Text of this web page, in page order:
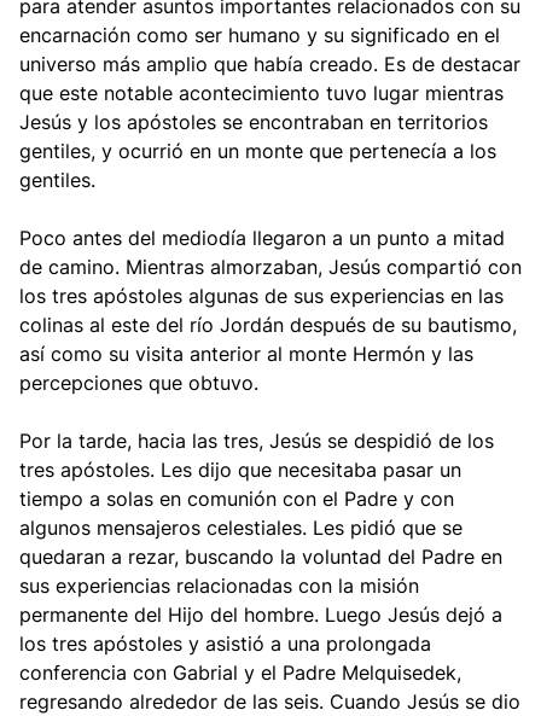
para atender asuntos importantes relacionados con su
encarnación como ser humano y su significado en el
universo más amplio que había creado. Es de destacar
que este notable acontecimiento tuvo lugar mientras
Jesús y los apóstoles se encontraban en territorios
gentiles, y ocurrió en un monte que pertenecía a los
gentiles.
Poco antes del mediodía llegaron a un punto a mitad
de camino. Mientras almorzaban, Jesús compartió con
los tres apóstoles algunas de sus experiencias en las
colinas al este del río Jordán después de su bautismo,
así como su visita anterior al monte Hermón y las
percepciones que obtuvo.
Por la tarde, hacia las tres, Jesús se despidió de los
tres apóstoles. Les dijo que necesitaba pasar un
tiempo a solas en comunión con el Padre y con
algunos mensajeros celestiales. Les pidió que se
quedaran a rezar, buscando la voluntad del Padre en
sus experiencias relacionadas con la misión
permanente del Hijo del hombre. Luego Jesús dejó a
los tres apóstoles y asistió a una prolongada
conferencia con Gabrial y el Padre Melquisedek,
regresando alrededor de las seis. Cuando Jesús se dio